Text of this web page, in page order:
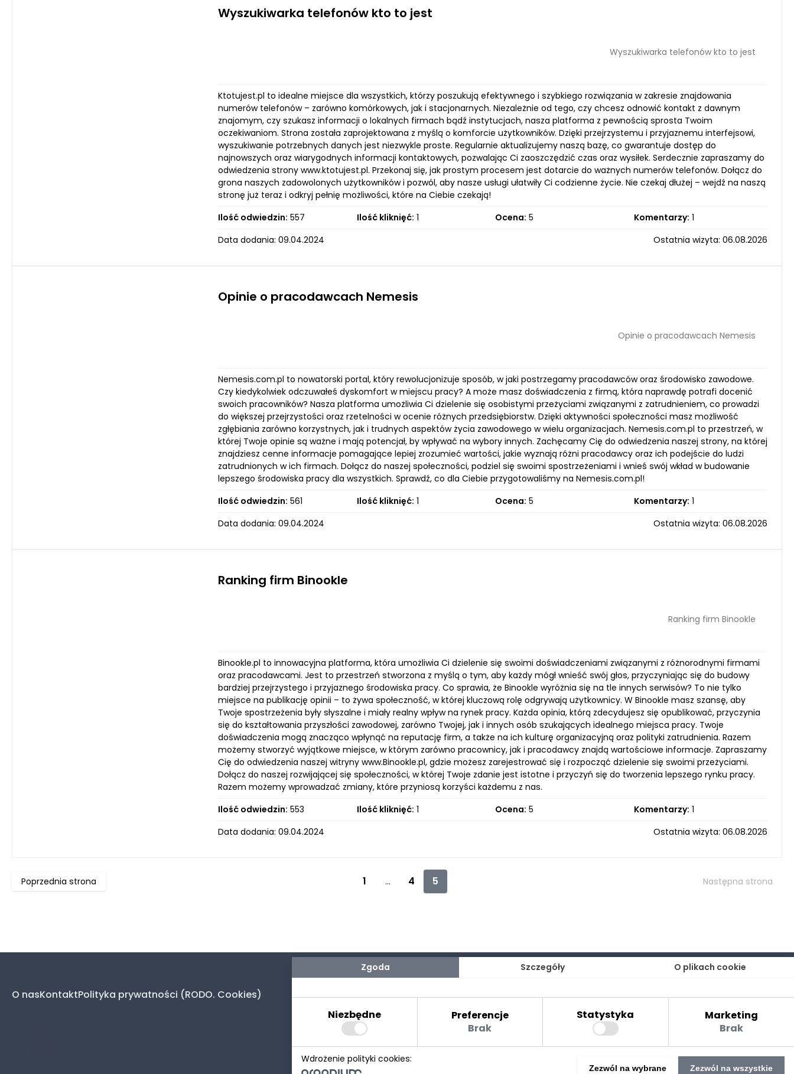
Wyszukiwarka telefonów kto to jest
Wyszukiwarka telefonów kto to jest
Ktotujest.pl to idealne miejsce dla wszystkich, którzy poszukują efektywnego i szybkiego rozwiązania w zakresie znajdowania
numerów telefonów – zarówno komórkowych, jak i stacjonarnych. Niezależnie od tego, czy chcesz odnowić kontakt z dawnym
znajomym, czy szukasz informacji o lokalnych firmach bądź instytucjach, nasza platforma z pewnością sprosta Twoim
oczekiwaniom. Strona została zaprojektowana z myślą o komforcie użytkowników. Dzięki przejrzystemu i przyjaznemu interfejsowi,
wyszukiwanie potrzebnych danych jest niezwykle proste. Regularnie aktualizujemy naszą bazę, co gwarantuje dostęp do
najnowszych oraz wiarygodnych informacji kontaktowych, pozwalając Ci zaoszczędzić czas oraz wysiłek. Serdecznie zapraszamy do
odwiedzenia strony www.ktotujest.pl. Przekonaj się, jak prostym procesem jest dotarcie do ważnych numerów telefonów. Dołącz do
grona naszych zadowolonych użytkowników i pozwól, aby nasze usługi ułatwiły Ci codzienne życie. Nie czekaj dłużej – wejdź na naszą
stronę już teraz i odkryj pełnię możliwości, które na Ciebie czekają!
Ilość odwiedzin: 557 Ilość kliknięć: 1 Ocena: 5 Komentarzy: 1
Data dodania: 09.04.2024
Ostatnia wizyta: 06.08.2026
Opinie o pracodawcach Nemesis
Opinie o pracodawcach Nemesis
Nemesis.com.pl to nowatorski portal, który rewolucjonizuje sposób, w jaki postrzegamy pracodawców oraz środowisko zawodowe.
Czy kiedykolwiek odczuwałeś dyskomfort w miejscu pracy? A może masz doświadczenia z firmą, która naprawdę potrafi docenić
swoich pracowników? Nasza platforma umożliwia Ci dzielenie się osobistymi przeżyciami związanymi z zatrudnieniem, co prowadzi
do większej przejrzystości oraz rzetelności w ocenie różnych przedsiębiorstw. Dzięki aktywności społeczności masz możliwość
zgłębiania zarówno korzystnych, jak i trudnych aspektów życia zawodowego w wielu organizacjach. Nemesis.com.pl to przestrzeń, w
której Twoje opinie są ważne i mają potencjał, by wpływać na wybory innych. Zachęcamy Cię do odwiedzenia naszej strony, na której
znajdziesz cenne informacje pomagające lepiej zrozumieć wartości, jakie wyznają różni pracodawcy oraz ich podejście do ludzi
zatrudnionych w ich firmach. Dołącz do naszej społeczności, podziel się swoimi spostrzeżeniami i wnieś swój wkład w budowanie
lepszego środowiska pracy dla wszystkich. Sprawdź, co dla Ciebie przygotowaliśmy na Nemesis.com.pl!
Ilość odwiedzin: 561 Ilość kliknięć: 1 Ocena: 5 Komentarzy: 1
Data dodania: 09.04.2024
Ostatnia wizyta: 06.08.2026
Ranking firm Binookle
Ranking firm Binookle
Binookle.pl to innowacyjna platforma, która umożliwia Ci dzielenie się swoimi doświadczeniami związanymi z różnorodnymi firmami
oraz pracodawcami. Jest to przestrzeń stworzona z myślą o tym, aby każdy mógł wnieść swój głos, przyczyniając się do budowy
bardziej przejrzystego i przyjaznego środowiska pracy. Co sprawia, że Binookle wyróżnia się na tle innych serwisów? To nie tylko
miejsce na publikację opinii – to żywa społeczność, w której kluczową rolę odgrywają użytkownicy. W Binookle masz szansę, aby
Twoje spostrzeżenia były słyszalne i miały realny wpływ na rynek pracy. Każda opinia, którą zdecydujesz się opublikować, przyczynia
się do kształtowania przyszłości zawodowej, zarówno Twojej, jak i innych osób szukających idealnego miejsca pracy. Twoje
doświadczenia mogą znacząco wpłynąć na reputację firm, a także na ich kulturę organizacyjną oraz polityki zatrudnienia. Razem
możemy stworzyć wyjątkowe miejsce, w którym zarówno pracownicy, jak i pracodawcy znajdą wartościowe informacje. Zapraszamy
Cię do odwiedzenia naszej witryny www.Binookle.pl, gdzie możesz zarejestrować się i rozpocząć dzielenie się swoimi przeżyciami.
Dołącz do naszej rozwijającej się społeczności, w której Twoje zdanie jest istotne i przyczyń się do tworzenia lepszego rynku pracy.
Razem możemy wprowadzać zmiany, które przyniosą korzyści każdemu z nas.
Ilość odwiedzin: 553 Ilość kliknięć: 1 Ocena: 5 Komentarzy: 1
Data dodania: 09.04.2024
Ostatnia wizyta: 06.08.2026
Poprzednia strona 1 ... 4 5 Następna strona
O nasKontaktPolityka prywatności (RODO. Cookies)
©2025 Realizacjastrony www: Technetium.pl
Zgoda Szczegóły O plikach cookie
Niezbędne
Preferencje
Brak
Statystyka
Marketing
Brak
Wdrożenie polityki cookies:
Zezwól na wybrane Zezwól na wszystkie